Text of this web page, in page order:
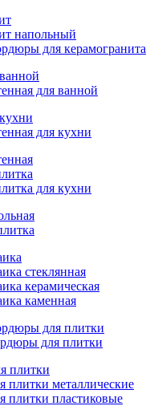
напольный
для керамогранита
для ванной
для кухни
для кухни
стеклянная
керамическая
каменная
для плитки
для плитки
плитки
плитки металлические
плитки пластиковые